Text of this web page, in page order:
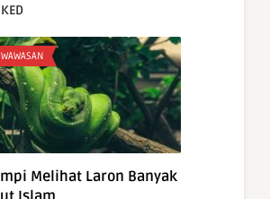
WAWASAN
Melihat Laron Banyak